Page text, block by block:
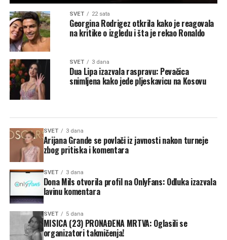
SVET 22 sata
Georgina Rodrigez otkrila kako je reagovala
na kritike o izgledu i šta je rekao Ronaldo
SVET 3 dana
Dua Lipa izazvala raspravu: Pevačica
snimljena kako jede pljeskavicu na Kosovu
SVET 3 dana
Arijana Grande se povlači iz javnosti nakon turneje
zbog pritiska i komentara
SVET 3 dana
Dona Mils otvorila profil na OnlyFans: Odluka izazvala
lavinu komentara
SVET 5 dana
MISICA (23) PRONAĐENA MRTVA: Oglasili se
organizatori takmičenja!